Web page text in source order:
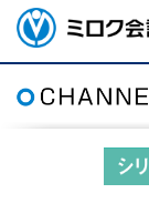
ミロク会計人会
ACCOUNTING
ASSOCIATION